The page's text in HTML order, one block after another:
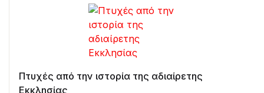
Πτυχές από την ιστορία της αδιαίρετης
Εκκλησίας